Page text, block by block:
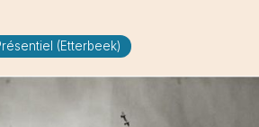
(Etterbeek)